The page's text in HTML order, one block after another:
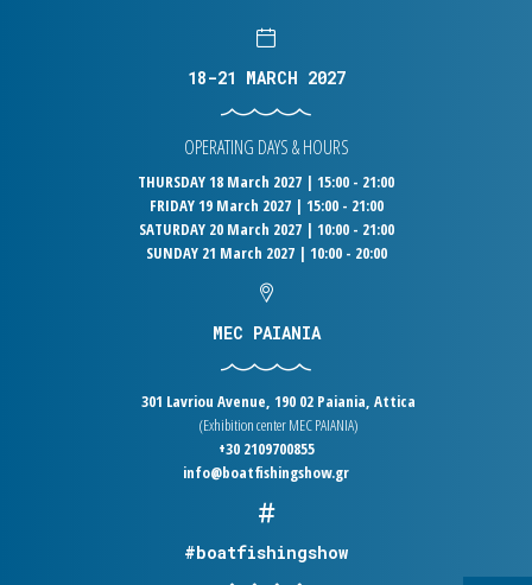
18-21 MARCH 2027
OPERATING DAYS & HOURS
THURSDAY 18 March 2027 | 15:00 - 21:00
FRIDAY 19 March 2027 | 15:00 - 21:00
SATURDAY 20 March 2027 | 10:00 - 21:00
SUNDAY 21 March 2027 | 10:00 - 20:00
MEC PAIANIA
301 Lavriou Avenue, 190 02 Paiania, Attica
(Exhibition center MEC PAIANIA)
+30 2109700855
info@boatfishingshow.gr
#boatfishingshow